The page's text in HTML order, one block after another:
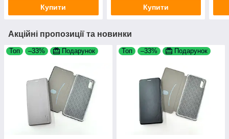
Купити Купити
Акційні пропозиції та новинки
Топ –33% Подарунок Топ –33% Подарунок